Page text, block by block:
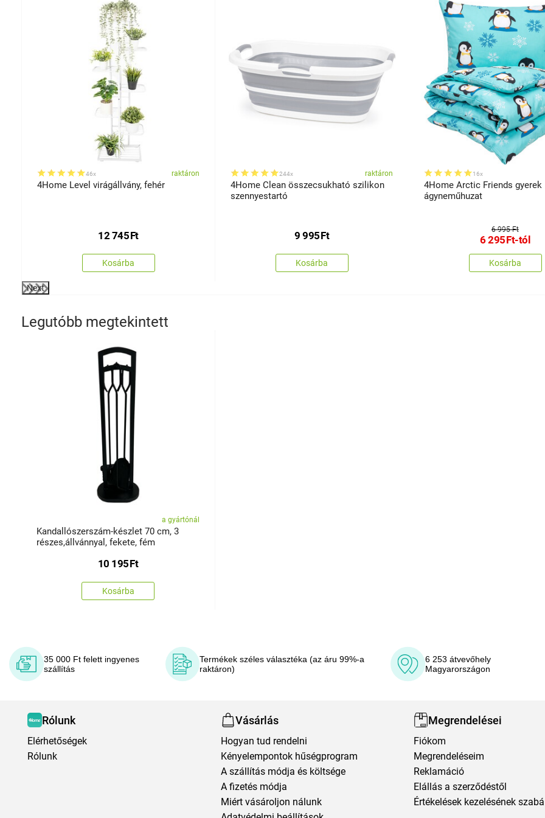
46x raktáron
4Home Level virágállvány, fehér
12 745Ft
Kosárba
244x raktáron
4Home Clean összecsukható szilikon
szennyestartó
9 995Ft
Kosárba
16x
4Home Arctic Friends gyerek
ágyneműhuzat
6 995 Ft
6 295Ft-tól
Kosárba
Next
Legutóbb megtekintett
a gyártónál
Kandallószerszám-készlet 70 cm, 3
részes,állvánnyal, fekete, fém
10 195Ft
Kosárba
35 000 Ft felett ingyenes
szállítás
Termékek széles választéka (az áru 99%-a
raktáron)
6 253 átvevőhely
Magyarországon
Rólunk
Elérhetőségek
Rólunk
Vásárlás
Hogyan tud rendelni
Kényelempontok hűségprogram
A szállítás módja és költsége
A fizetés módja
Miért vásároljon nálunk
Megrendelései
Fiókom
Megrendeléseim
Reklamáció
Elállás a szerződéstől
Értékelések kezelésének